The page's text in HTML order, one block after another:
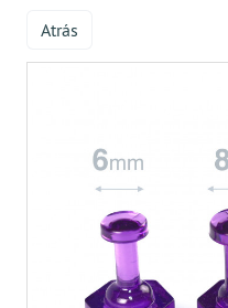
Atrás